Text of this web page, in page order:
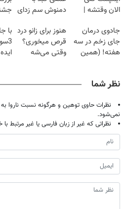
الان وقتشه |
میلیون تومان!!!
دمنوش سم زدای
فقط ۲۵
جادوی درمان
جای زخم در سه
هفته! (همین
هنوز برای زانو درد
قرص میخوری؟
وقتی می‌شه
با
نظر شما
نظرات حاوی توهین و هرگونه نسبت
نمی‌شود.
نظراتی که غیر از زبان فارسی یا غیر مرتبط